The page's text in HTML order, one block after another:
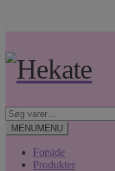
navigation
indhold
Søg
efter:
MENUMENU
Forside
Produkter